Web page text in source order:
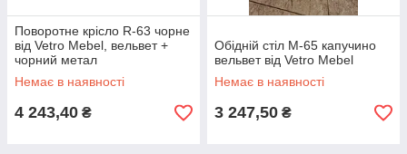
Поворотне крісло R-63 чорне
від Vetro Mebel, вельвет +
чорний метал
Немає в наявності
4 243,40 ₴
Обідній стіл M-65 капучино
вельвет від Vetro Mebel
Немає в наявності
3 247,50 ₴